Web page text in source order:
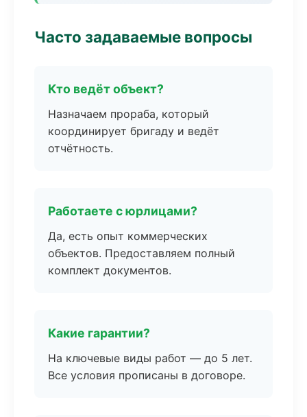
Часто задаваемые вопросы
Кто ведёт объект?
Назначаем прораба, который
координирует бригаду и ведёт
отчётность.
Работаете с юрлицами?
Да, есть опыт коммерческих
объектов. Предоставляем полный
комплект документов.
Какие гарантии?
На ключевые виды работ — до 5 лет.
Все условия прописаны в договоре.